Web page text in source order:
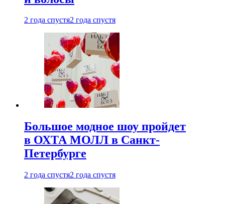
2 года спустя2 года спустя
Большое модное шоу пройдет
в ОХТА МОЛЛ в Санкт-
Петербурге
2 года спустя2 года спустя